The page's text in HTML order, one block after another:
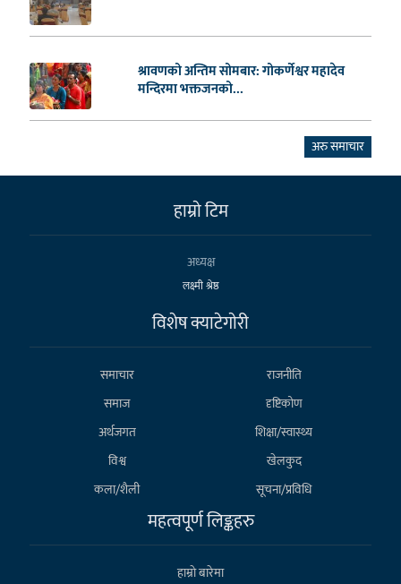
श्रावणको अन्तिम सोमबार: गोकर्णेश्वर महादेव
मन्दिरमा भक्तजनको...
अरु समाचार
हाम्राे टिम
अध्यक्ष
लक्ष्मी श्रेष्ठ
विशेष क्याटेगाेरी
समाचार
राजनीति
समाज
दृष्टिकोण
अर्थजगत
शिक्षा/स्वास्थ्य
विश्व
खेलकुद
कला/शैली
सूचना/प्रविधि
महत्वपूर्ण लिङ्कहरु
हाम्राे बारेमा